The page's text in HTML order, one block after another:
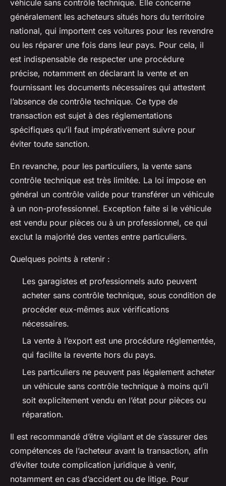
véhicule sans contrôle technique. Elle concerne
généralement les acheteurs situés hors du territoire
national, qui importent ces voitures pour les revendre
ou les réparer une fois dans leur pays. Pour cela, il
est indispensable de respecter une procédure
précise, notamment en déclarant la vente et en
fournissant les documents nécessaires qui attestent
l’absence de contrôle technique. Ce type de
transaction est sujet à des réglementations
spécifiques qu’il faut impérativement suivre pour
éviter toute sanction.
En revanche, pour les particuliers, la vente sans
contrôle technique est très limitée. La loi impose en
général un contrôle valide pour transférer un véhicule
à un non-professionnel. Exception faite si le véhicule
est vendu pour pièces ou à un professionnel, ce qui
exclut la majorité des ventes entre particuliers.
Quelques points à retenir :
Les garagistes et professionnels auto peuvent
acheter sans contrôle technique, sous condition de
procéder eux-mêmes aux vérifications
nécessaires.
La vente à l’export est une procédure réglementée,
qui facilite la revente hors du pays.
Les particuliers ne peuvent pas légalement acheter
un véhicule sans contrôle technique à moins qu’il
soit explicitement vendu en l’état pour pièces ou
réparation.
Il est recommandé d’être vigilant et de s’assurer des
compétences de l’acheteur avant la transaction, afin
d’éviter toute complication juridique à venir,
notamment en cas d’accident ou de litige. Pour